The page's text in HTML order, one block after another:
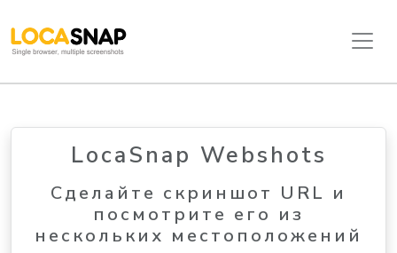
LocaSnap Webshots
Сделайте скриншот URL и
посмотрите его из
нескольких местоположений